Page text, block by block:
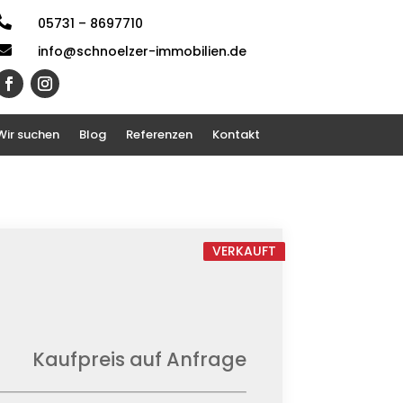
05731 – 8697710
info@schnoelzer-immobilien.de
suchen Blog Referenzen Kontakt
VERKAUFT
Kaufpreis auf Anfrage